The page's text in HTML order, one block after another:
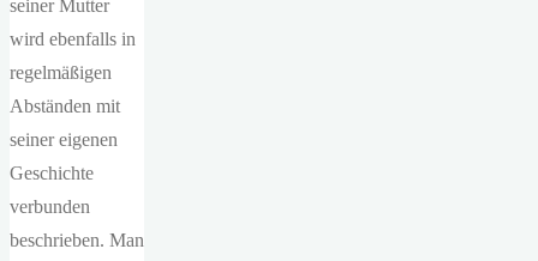
seiner Mutter
wird ebenfalls in
regelmäßigen
Abständen mit
seiner eigenen
Geschichte
verbunden
beschrieben. Man